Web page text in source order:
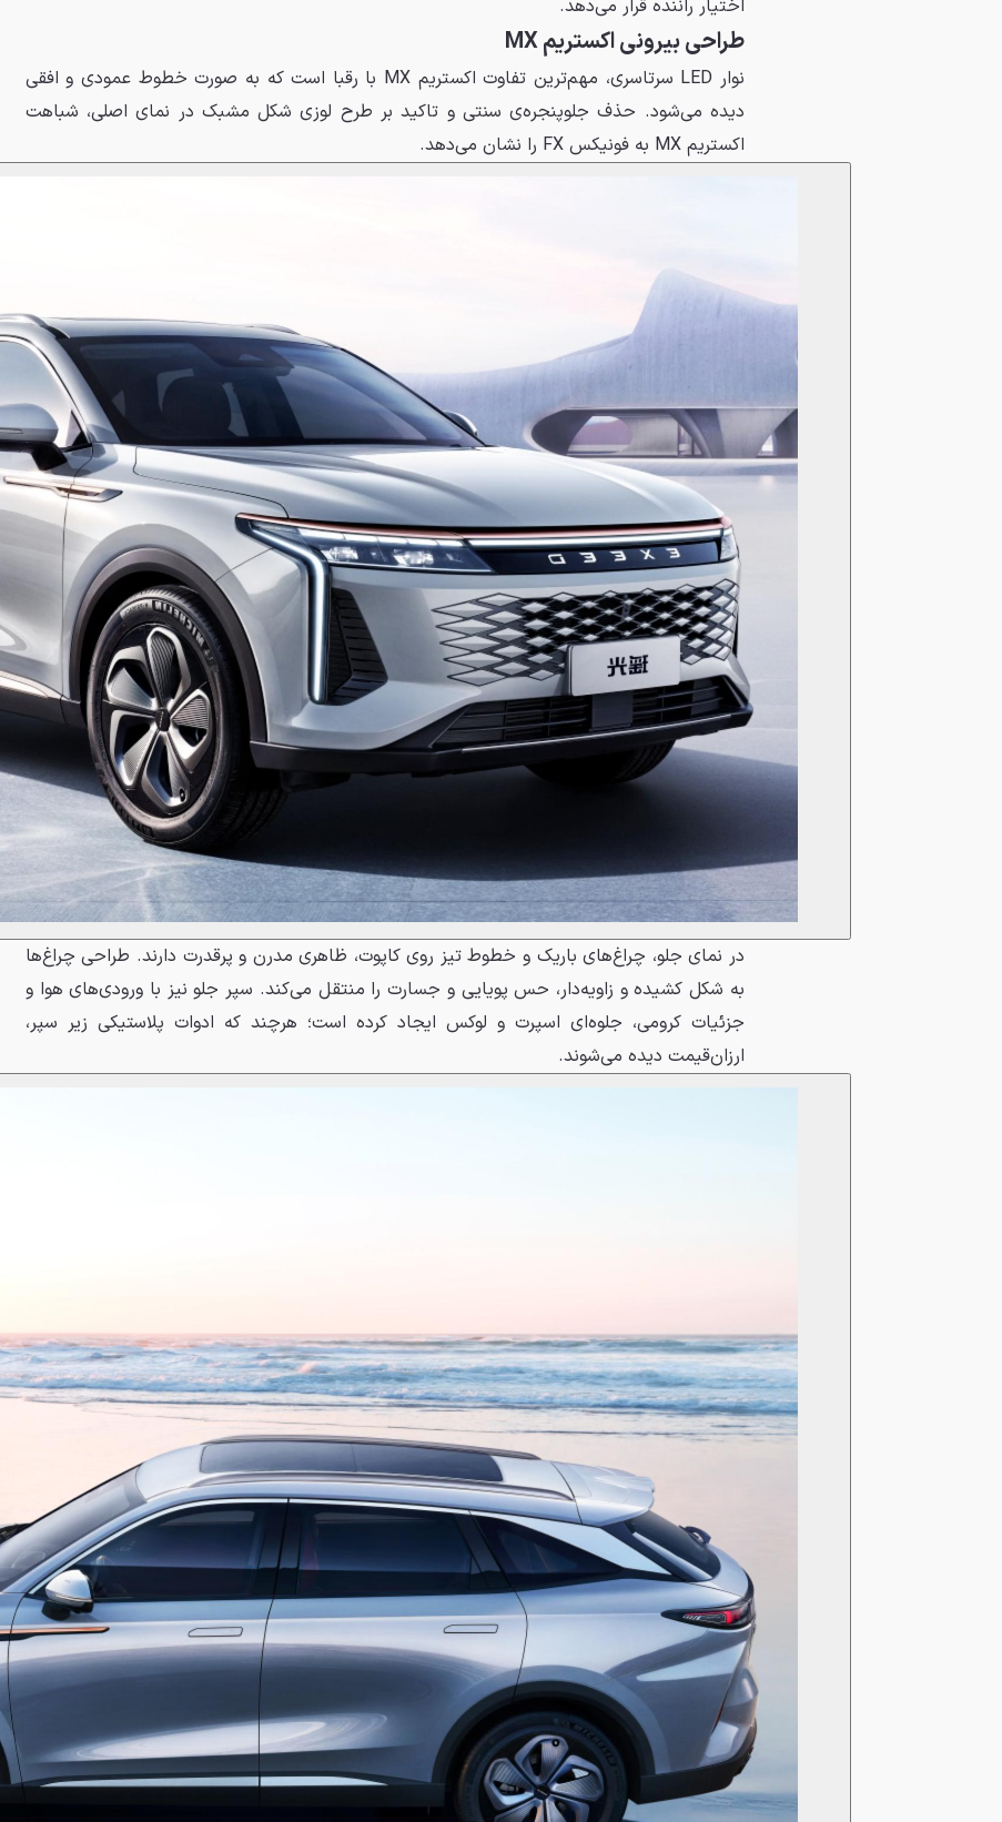
اختیار راننده قرار می‌دهد.
طراحی بیرونی اکستریم MX
نوار LED سرتاسری، مهم‌ترین تفاوت اکستریم MX با رقبا است که به صورت خطوط عمودی و افقی
دیده می‌شود. حذف جلوپنجره‌ی سنتی و تاکید بر طرح لوزی شکل مشبک در نمای اصلی، شباهت
اکستریم MX به فونیکس FX را نشان می‌دهد.
در نمای جلو، چراغ‌های باریک و خطوط تیز روی کاپوت، ظاهری مدرن و پرقدرت دارند. طراحی چراغ‌ها
به شکل کشیده و زاویه‌دار، حس پویایی و جسارت را منتقل می‌کند. سپر جلو نیز با ورودی‌های هوا و
جزئیات کرومی، جلوه‌ای اسپرت و لوکس ایجاد کرده است؛ هرچند که ادوات پلاستیکی زیر سپر،
ارزان‌قیمت دیده می‌شوند.